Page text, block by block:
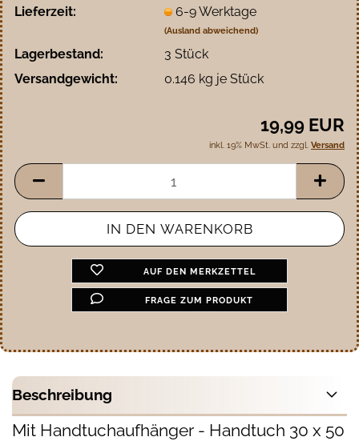
Lieferzeit:
6-9 Werktage
(Ausland abweichend)
Lagerbestand: 3 Stück
Versandgewicht:
0.146 kg je Stück
19,99 EUR
inkl. 19% MwSt. und zzgl. Versand
AUF DEN MERKZETTEL
FRAGE ZUM PRODUKT
Beschreibung
Mit Handtuchaufhänger - Handtuch 30 x 50